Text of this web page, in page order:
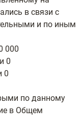
в связи с
и по иным
000
0
0
по данному
в Общем